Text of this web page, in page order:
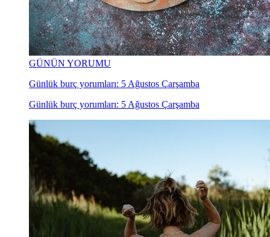
GÜNÜN YORUMU
Günlük burç yorumları: 5 Ağustos Çarşamba
Günlük burç yorumları: 5 Ağustos Çarşamba